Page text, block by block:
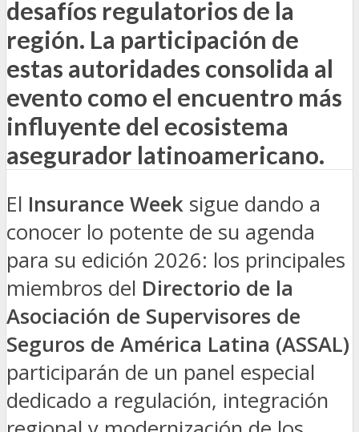
desafíos regulatorios de la
región. La participación de
estas autoridades consolida al
evento como el encuentro más
influyente del ecosistema
asegurador latinoamericano.
El Insurance Week sigue dando a
conocer lo potente de su agenda
para su edición 2026: los principales
miembros del Directorio de la
Asociación de Supervisores de
Seguros de América Latina (ASSAL)
participarán de un panel especial
dedicado a regulación, integración